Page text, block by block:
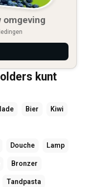
omgeving
kunt
Bier Kiwi
Douche Lamp
Bronzer
Tandpasta